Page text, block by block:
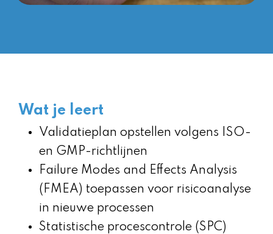
Wat je leert
Validatieplan opstellen volgens ISO-
en GMP-richtlijnen
Failure Modes and Effects Analysis
(FMEA) toepassen voor risicoanalyse
in nieuwe processen
Statistische procescontrole (SPC)